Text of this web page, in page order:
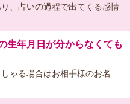
、占いの過程で出てくる感情
生年月日が分からなくても
ゃる場合はお相手様のお名